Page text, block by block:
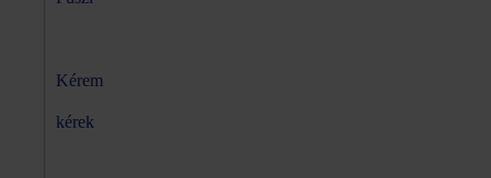
Kérem
kérek